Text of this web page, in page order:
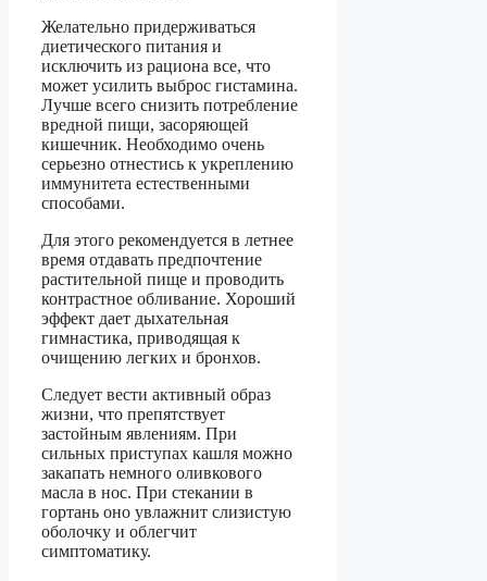
Желательно придерживаться
диетического питания и
исключить из рациона все, что
может усилить выброс гистамина.
Лучше всего снизить потребление
вредной пищи, засоряющей
кишечник. Необходимо очень
серьезно отнестись к укреплению
иммунитета естественными
способами.
Для этого рекомендуется в летнее
время отдавать предпочтение
растительной пище и проводить
контрастное обливание. Хороший
эффект дает дыхательная
гимнастика, приводящая к
очищению легких и бронхов.
Следует вести активный образ
жизни, что препятствует
застойным явлениям. При
сильных приступах кашля можно
закапать немного оливкового
масла в нос. При стекании в
гортань оно увлажнит слизистую
оболочку и облегчит
симптоматику.